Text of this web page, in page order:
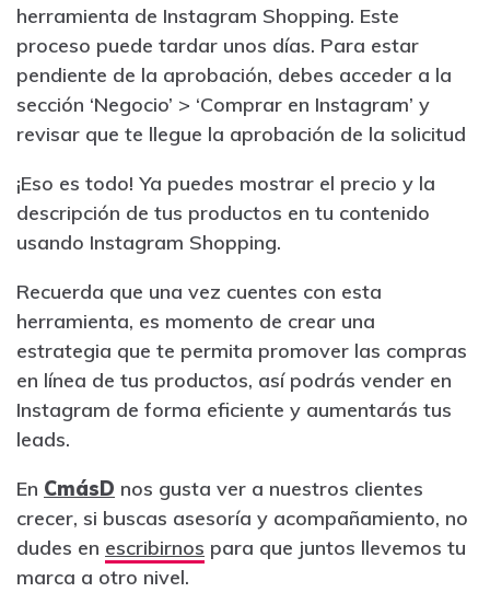
herramienta de Instagram Shopping. Este
proceso puede tardar unos días. Para estar
pendiente de la aprobación, debes acceder a la
sección ‘Negocio’ > ‘Comprar en Instagram’ y
revisar que te llegue la aprobación de la solicitud
¡Eso es todo! Ya puedes mostrar el precio y la
descripción de tus productos en tu contenido
usando Instagram Shopping.
Recuerda que una vez cuentes con esta
herramienta, es momento de crear una
estrategia que te permita promover las compras
en línea de tus productos, así podrás vender en
Instagram de forma eficiente y aumentarás tus
leads.
En CmásD nos gusta ver a nuestros clientes
crecer, si buscas asesoría y acompañamiento, no
dudes en escribirnos para que juntos llevemos tu
marca a otro nivel.